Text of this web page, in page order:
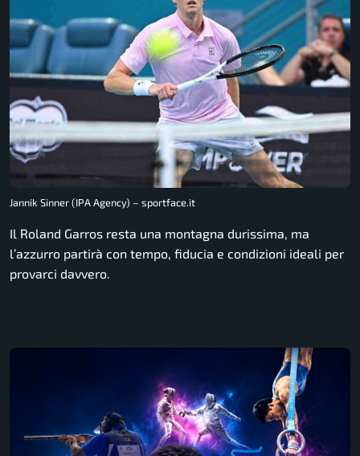
Jannik Sinner (IPA Agency) – sportface.it
Il Roland Garros resta una montagna durissima, ma
l’azzurro partirà con tempo, fiducia e condizioni ideali per
provarci davvero.